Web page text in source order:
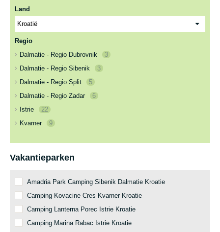
Land
Regio
Dalmatie - Regio Dubrovnik
3
Dalmatie - Regio Sibenik
3
Dalmatie - Regio Split
5
Dalmatie - Regio Zadar
6
Istrie
22
Kvarner
9
Vakantieparken
Amadria Park Camping Sibenik Dalmatie Kroatie
Camping Kovacine Cres Kvarner Kroatie
Camping Lanterna Porec Istrie Kroatie
Camping Marina Rabac Istrie Kroatie